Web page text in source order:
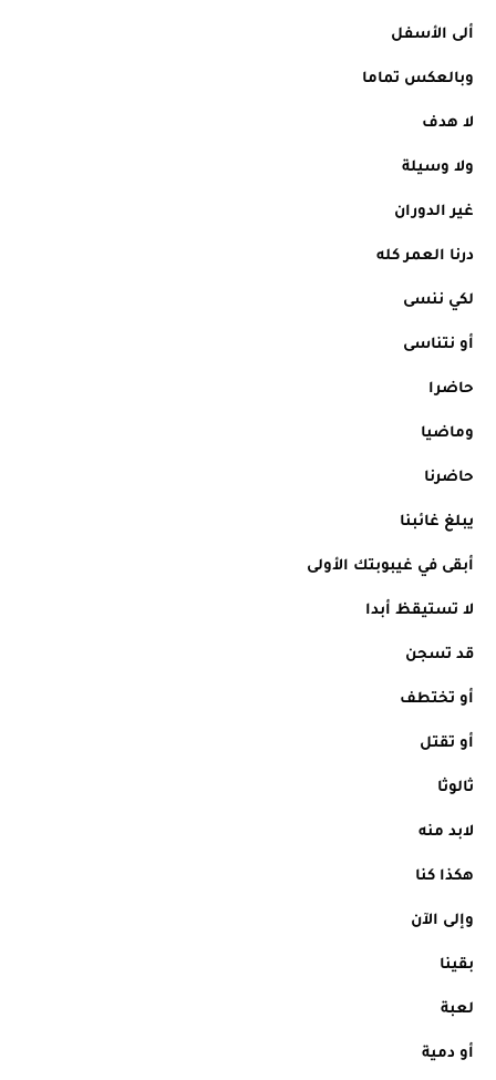
ألى الأسفل
وبالعكس تماما
لا هدف
ولا وسيلة
غير الدوران
درنا العمر كله
لكي ننسى
أو نتناسى
حاضرا
وماضيا
حاضرنا
يبلغ غائبنا
أبقى في غيبوبتك الأولى
لا تستيقظ أبدا
قد تسجن
أو تختطف
أو تقتل
ثالوثا
لابد منه
هكذا كنا
وإلى الآن
بقينا
لعبة
أو دمية